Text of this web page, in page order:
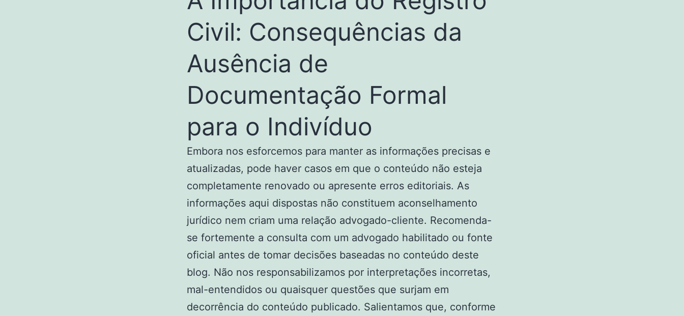
Civil: Consequências da
Ausência de
Documentação Formal
para o Indivíduo
Embora nos esforcemos para manter as informações precisas e
atualizadas, pode haver casos em que o conteúdo não esteja
completamente renovado ou apresente erros editoriais. As
informações aqui dispostas não constituem aconselhamento
jurídico nem criam uma relação advogado-cliente. Recomenda-
se fortemente a consulta com um advogado habilitado ou fonte
oficial antes de tomar decisões baseadas no conteúdo deste
blog. Não nos responsabilizamos por interpretações incorretas,
mal-entendidos ou quaisquer questões que surjam em
decorrência do conteúdo publicado. Salientamos que, conforme